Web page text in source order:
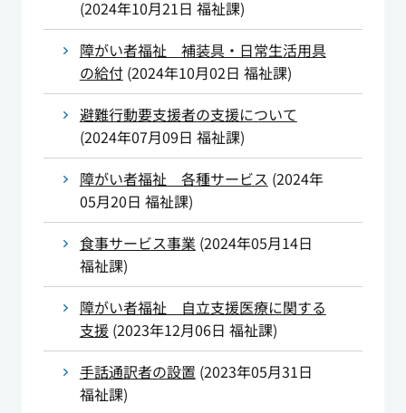
(2024年10月21日 福祉課)
障がい者福祉 補装具・日常生活用具
の給付(2024年10月02日 福祉課)
避難行動要支援者の支援について
(2024年07月09日 福祉課)
障がい者福祉 各種サービス (2024年
05月20日 福祉課)
食事サービス事業 (2024年05月14日
福祉課)
障がい者福祉 自立支援医療に関する
支援(2023年12月06日 福祉課)
手話通訳者の設置(2023年05月31日
福祉課)